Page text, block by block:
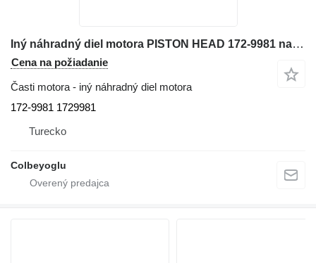
Iný náhradný diel motora PISTON HEAD 172-9981 na buldozéra Caterpillar D6R
Cena na požiadanie
Časti motora - iný náhradný diel motora
172-9981 1729981
Turecko
Colbeyoglu